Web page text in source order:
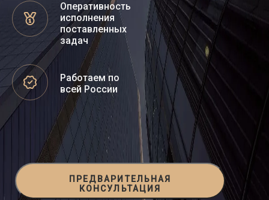
Оперативность
исполнения
поставленных
задач
Работаем по
всей России
ПРЕДВАРИТЕЛЬНАЯ
КОНСУЛЬТАЦИЯ